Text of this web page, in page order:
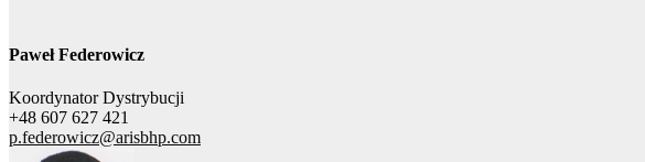
Paweł Federowicz
Koordynator Dystrybucji
+48 607 627 421
p.federowicz@arisbhp.com